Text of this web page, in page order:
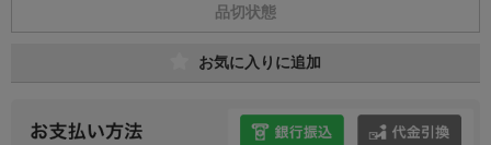
品切状態
お気に入りに追加